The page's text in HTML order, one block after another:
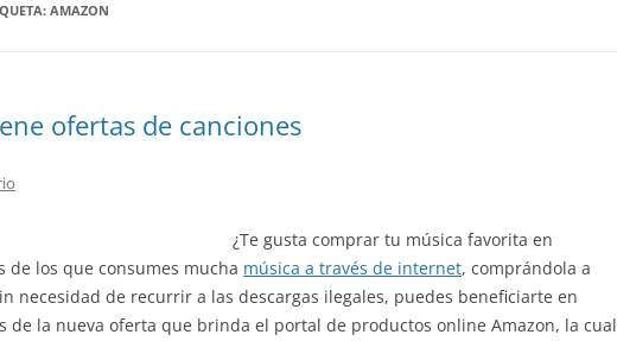
AMAZON
ofertas de canciones
¿Te gusta comprar tu música favorita en
de los que consumes mucha música a través de internet, comprándola a
necesidad de recurrir a las descargas ilegales, puedes beneficiarte en
de la nueva oferta que brinda el portal de productos online Amazon, la cual